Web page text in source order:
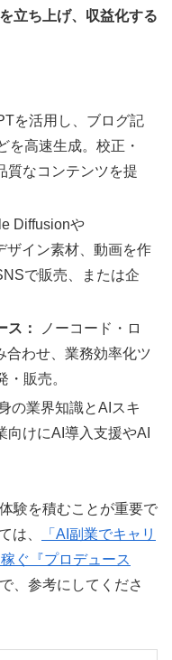
立ち上げ、収益化する
を活用し、ブログ記
を高速生成。校正・
質なコンテンツを提
Diffusionや
ザイン素材、動画を作
で販売、または企
ス：
ノーコード・ロ
合わせ、業務効率化ツ
・販売。
の業界知識とAIスキ
向けにAI導入支援やAI
験を積むことが重要で
は、
「AI副業でキャリ
ぐ『プロデュース
、参考にしてくださ